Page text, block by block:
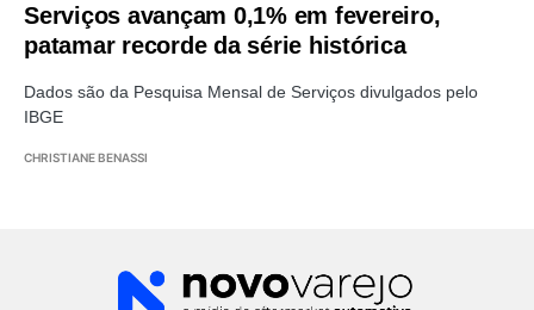
Serviços avançam 0,1% em fevereiro,
patamar recorde da série histórica
Dados são da Pesquisa Mensal de Serviços divulgados pelo
IBGE
CHRISTIANE BENASSI